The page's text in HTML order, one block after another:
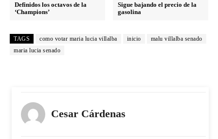
Definidos los octavos de la
‘Champions’
Sigue bajando el precio de la
gasolina
TAGS como votar maria lucia villalba inicio
malu villalba senado
maria lucia senado
Cesar Cárdenas